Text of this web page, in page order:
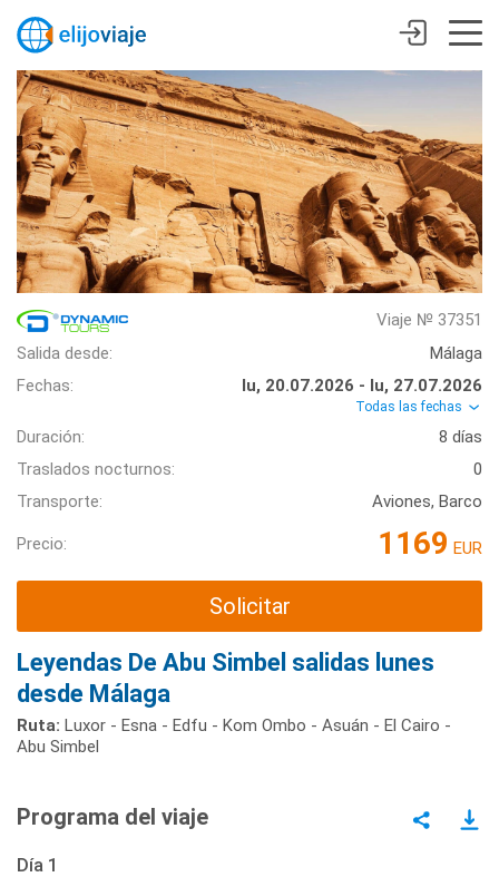
Viaje № 37351
Salida desde:
Málaga
Fechas:
lu, 20.07.2026 - lu, 27.07.2026
Todas las fechas
Duración:
8 días
Traslados nocturnos:
0
Transporte:
Aviones, Barco
Precio: 1169 EUR
Solicitar
Leyendas De Abu Simbel salidas lunes
desde Málaga
Ruta: Luxor - Esna - Edfu - Kom Ombo - Asuán - El Cairo -
Abu Simbel
Programa del viaje
Día 1